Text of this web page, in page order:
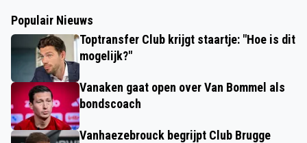
Populair Nieuws
Toptransfer Club krijgt staartje: "Hoe is dit
mogelijk?"
Vanaken gaat open over Van Bommel als
bondscoach
Vanhaezebrouck begrijpt Club Brugge